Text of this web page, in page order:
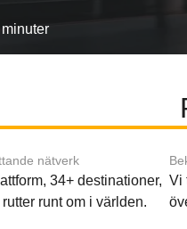
nätverk
34+ destinationer,
runt om i världen.
Vi